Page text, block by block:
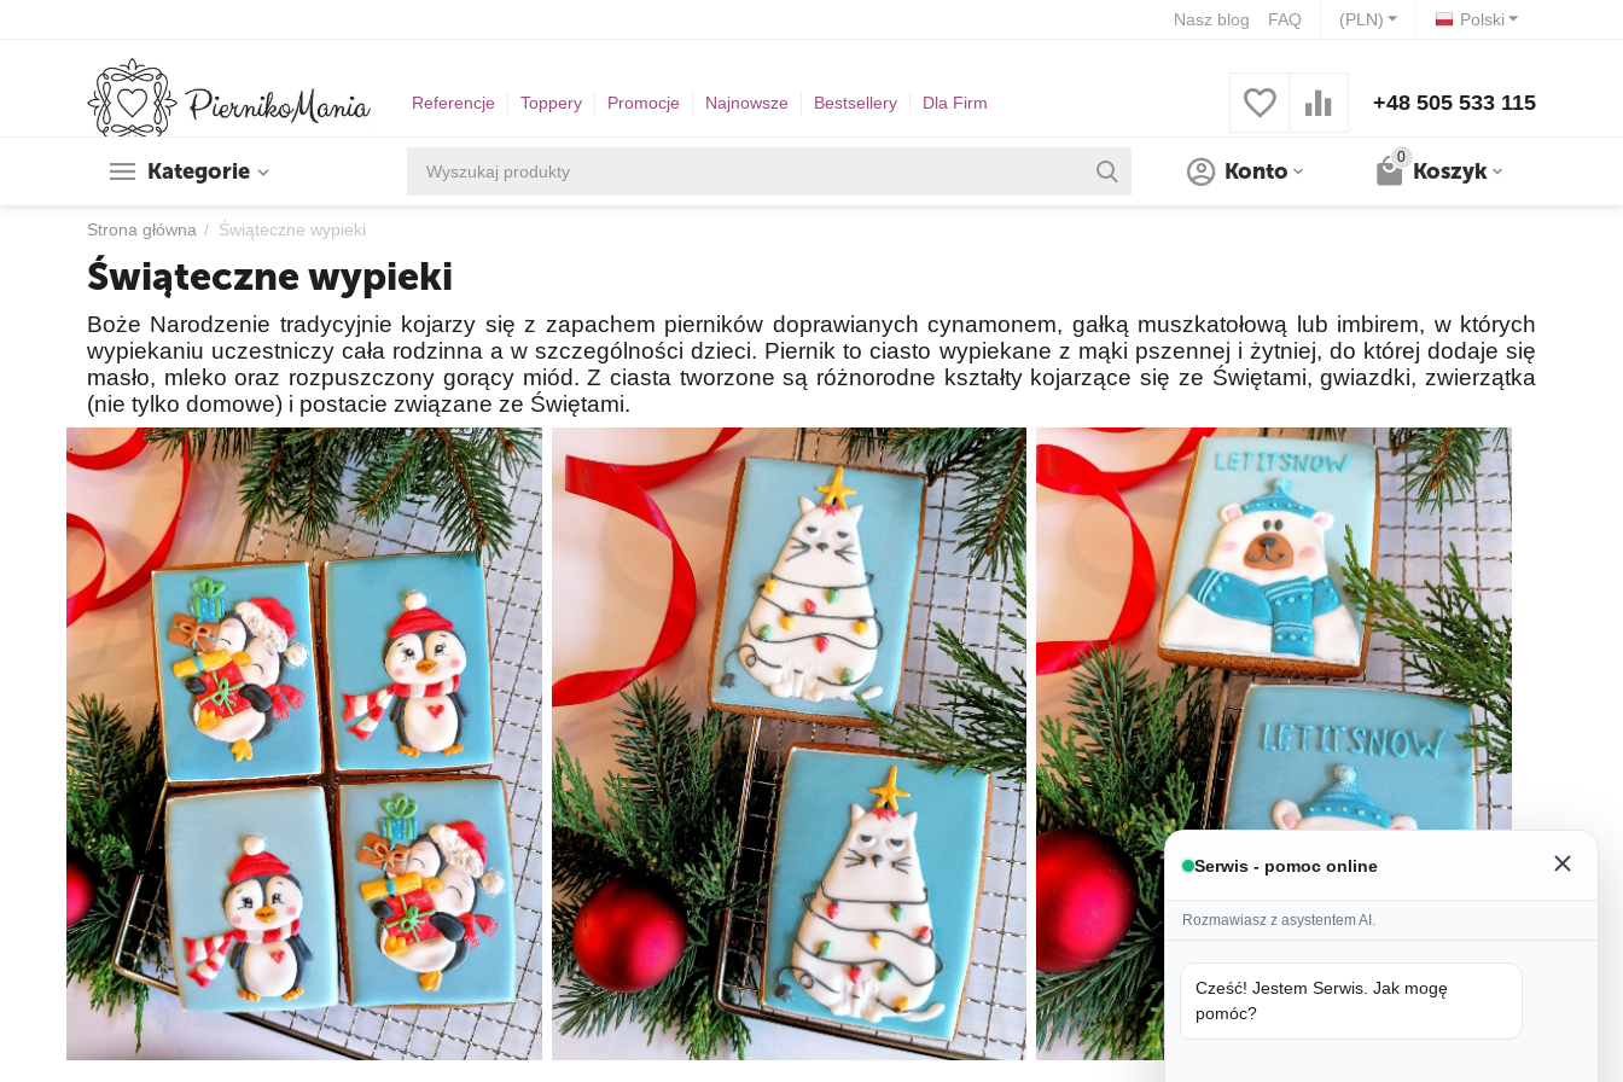
Polski
(PLN)
Nasz blog FAQ
Referencje Toppery Promocje Najnowsze Bestsellery Dla Firm +48 505 533 115
Kategorie
0
Koszyk
Konto
Strona główna / Świąteczne wypieki
Świąteczne wypieki
Boże Narodzenie tradycyjnie kojarzy się z zapachem pierników doprawianych cynamonem, gałką muszkatołową lub imbirem, w których
wypiekaniu uczestniczy cała rodzinna a w szczególności dzieci. Piernik to ciasto wypiekane z mąki pszennej i żytniej, do której dodaje się
masło, mleko oraz rozpuszczony gorący miód. Z ciasta tworzone są różnorodne kształty kojarzące się ze Świętami, gwiazdki, zwierzątka
(nie tylko domowe) i postacie związane ze Świętami.
Serwis - pomoc online
Rozmawiasz z asystentem AI.
Cześć! Jestem Serwis. Jak mogę
pomóc?